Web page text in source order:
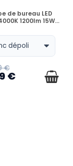
EN STOCK
de bureau LED
1200lm 15W...
€
€